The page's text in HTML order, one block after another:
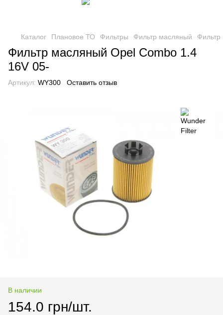
Каталог Плановое ТО Фильтры Фильтр масляный
Фильтр масляный Opel Combo 1.4
16V 05-
Артикул: WY300 Оставить отзыв
В наличии
154.0 грн/шт.